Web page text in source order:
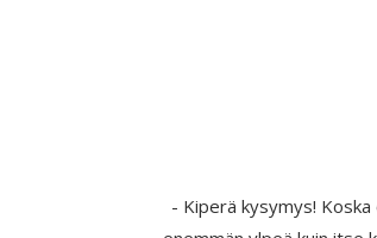
- Kiperä kysymys!